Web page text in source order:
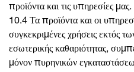
προϊόντα και τις υπηρεσίες μας.
10.4 Τα προϊόντα και οι
συγκεκριμένες χρήσεις εκτός
εσωτερικής καθαριότητας,
μόνον πυρηνικών